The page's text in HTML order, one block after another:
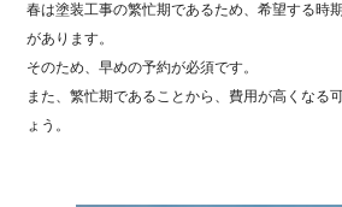
春は塗装工事の繁忙期であるため、希望する時
があります。
そのため、早めの予約が必須です。
また、繁忙期であることから、費用が高くなる
ょう。